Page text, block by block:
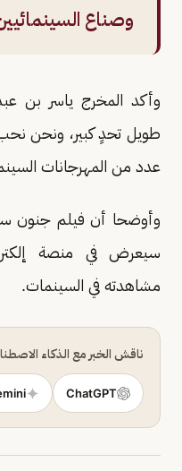
وصناع
وأكد المخرج ياسر بن
طويل تحدٍ كبير، ونحن نحب
عدد من المهرجانات
وأوضحا أن فيلم جنون
سيعرض في منصة
مشاهدته في السينمات.
ناقش الخبر مع الذكاء
ChatGPT